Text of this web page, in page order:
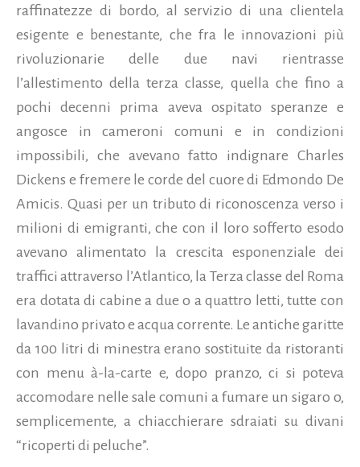
raffinatezze di bordo, al servizio di una clientela
esigente e benestante, che fra le innovazioni più
rivoluzionarie delle due navi rientrasse
l’allestimento della terza classe, quella che fino a
pochi decenni prima aveva ospitato speranze e
angosce in cameroni comuni e in condizioni
impossibili, che avevano fatto indignare Charles
Dickens e fremere le corde del cuore di Edmondo De
Amicis. Quasi per un tributo di riconoscenza verso i
milioni di emigranti, che con il loro sofferto esodo
avevano alimentato la crescita esponenziale dei
traffici attraverso l’Atlantico, la Terza classe del Roma
era dotata di cabine a due o a quattro letti, tutte con
lavandino privato e acqua corrente. Le antiche garitte
da 100 litri di minestra erano sostituite da ristoranti
con menu à-la-carte e, dopo pranzo, ci si poteva
accomodare nelle sale comuni a fumare un sigaro o,
semplicemente, a chiacchierare sdraiati su divani
“ricoperti di peluche”.